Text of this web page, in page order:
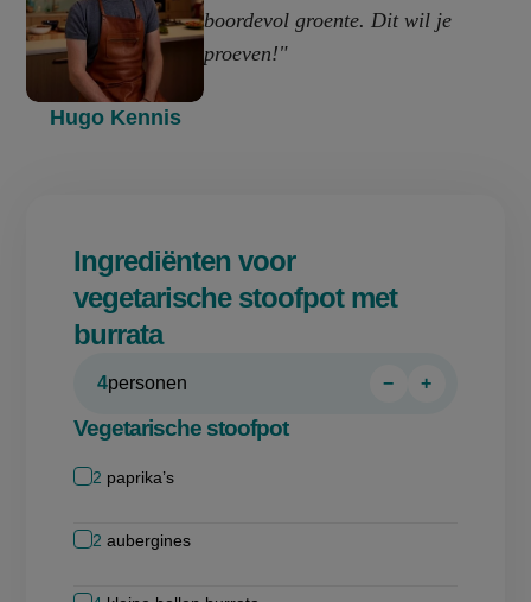
Hugo Kennis
boordevol groente. Dit wil je
proeven!"
Ingrediënten voor
vegetarische stoofpot met
burrata
4personen
Persoon
−
Persoon
+
Vegetarische stoofpot
2 paprika’s
2 aubergines